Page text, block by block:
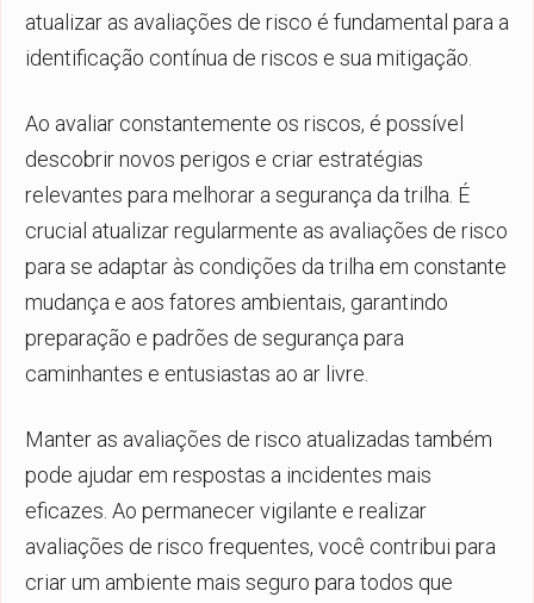
atualizar as avaliações de risco é fundamental para a
identificação contínua de riscos e sua mitigação.
Ao avaliar constantemente os riscos, é possível
descobrir novos perigos e criar estratégias
relevantes para melhorar a segurança da trilha. É
crucial atualizar regularmente as avaliações de risco
para se adaptar às condições da trilha em constante
mudança e aos fatores ambientais, garantindo
preparação e padrões de segurança para
caminhantes e entusiastas ao ar livre.
Manter as avaliações de risco atualizadas também
pode ajudar em respostas a incidentes mais
eficazes. Ao permanecer vigilante e realizar
avaliações de risco frequentes, você contribui para
criar um ambiente mais seguro para todos que